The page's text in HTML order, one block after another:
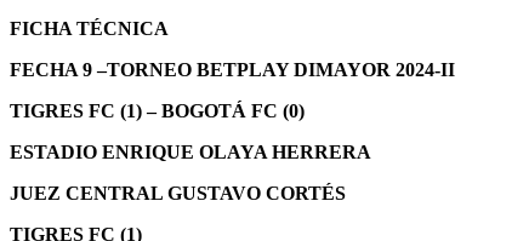
FICHA TÉCNICA
FECHA 9 –TORNEO BETPLAY DIMAYOR 2024-II
TIGRES FC (1) – BOGOTÁ FC (0)
ESTADIO ENRIQUE OLAYA HERRERA
JUEZ CENTRAL GUSTAVO CORTÉS
TIGRES FC (1)